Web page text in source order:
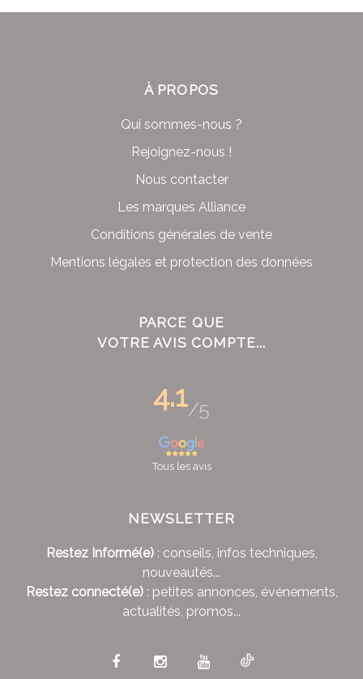
À PROPOS
Qui sommes-nous ?
Rejoignez-nous !
Nous contacter
Les marques Alliance
Conditions générales de vente
Mentions légales et protection des données
PARCE QUE
VOTRE AVIS COMPTE...
4.1/5
Tous les avis
NEWSLETTER
Restez Informé(e): conseils, infos techniques,
nouveautés...
Restez connecté(e): petites annonces, événements,
actualités, promos...